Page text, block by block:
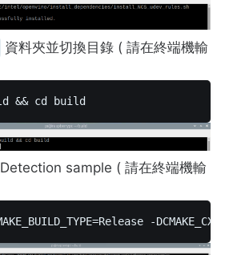
資料夾並切換目錄 ( 請在終端機輸
&& cd build
sample ( 請在終端機輸
-